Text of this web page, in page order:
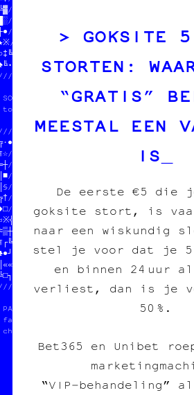
charleroi /// diy    //
//  //
//NON
CARBONE
//
SOUTENIR LE PROJET          //
tout pour l'image imprimée  //
//
╔»╬║╝┼║¤//
//
$$$  DU POGNON  $$$      //
POUR COPIE CARBONE
//
X08%#3/
m8e@x q+6BJur l¥
Q  K  H
//
PAPIER /// CARBONE   //     //
fanzine /// édition  //mée  //
charleroi /// diy    //     //
GOKSITE 5
STORTEN:
“GRATIS”
MEESTAL EEN
IS
De eerste €5 die
goksite stort, is
naar een wiskundig
stel je voor dat je 5
en binnen 24 uur
verliest, dan is je
50 %.
Bet365 en Unibet
“VIP‑behandeling”